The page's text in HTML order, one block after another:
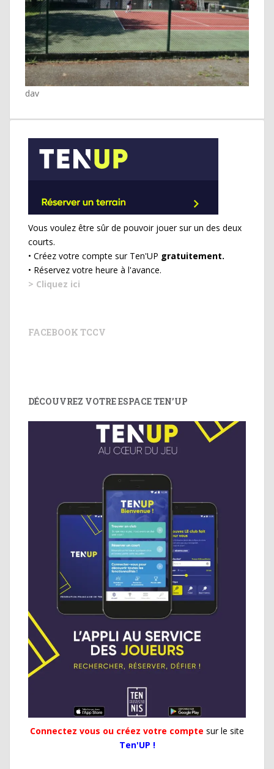
dav
Vous voulez être sûr de pouvoir jouer sur un des deux
courts.
• Créez votre compte sur Ten'UP gratuitement.
• Réservez votre heure à l'avance.
> Cliquez ici
FACEBOOK TCCV
DÉCOUVREZ VOTRE ESPACE TEN’UP
Connectez vous ou créez votre compte sur le site
Ten'UP !